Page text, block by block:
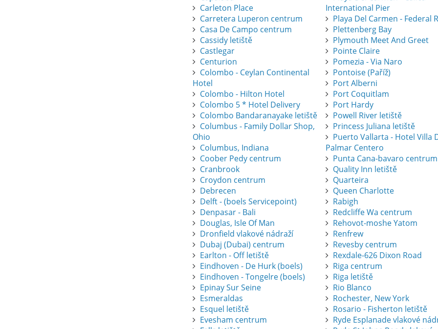
Carleton Place
Carretera Luperon centrum
Casa De Campo centrum
Cassidy letiště
Castlegar
Centurion
Colombo - Ceylan Continental
Hotel
Colombo - Hilton Hotel
Colombo 5 * Hotel Delivery
Colombo Bandaranayake letiště
Columbus - Family Dollar Shop,
Ohio
Columbus, Indiana
Coober Pedy centrum
Cranbrook
Croydon centrum
Debrecen
Delft - (boels Servicepoint)
Denpasar - Bali
Douglas, Isle Of Man
Dronfield vlakové nádraží
Dubaj (Dubai) centrum
Earlton - Off letiště
Eindhoven - De Hurk (boels)
Eindhoven - Tongelre (boels)
Epinay Sur Seine
Esmeraldas
Esquel letiště
Evesham centrum
International Pier
Playa Del Carmen - Federal
Plettenberg Bay
Plymouth Meet And Greet
Pointe Claire
Pomezia - Via Naro
Pontoise (Paříž)
Port Alberni
Port Coquitlam
Port Hardy
Powell River letiště
Princess Juliana letiště
Puerto Vallarta - Hotel Villa
Palmar Centero
Punta Cana-bavaro centrum
Quality Inn letiště
Quarteira
Queen Charlotte
Rabigh
Redcliffe Wa centrum
Rehovot-moshe Yatom
Renfrew
Revesby centrum
Rexdale-626 Dixon Road
Riga centrum
Riga letiště
Rio Blanco
Rochester, New York
Rosario - Fisherton letiště
Ryde Esplanade vlakové